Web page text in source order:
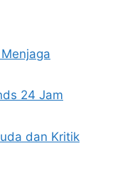
24 Jam
dan Kritik